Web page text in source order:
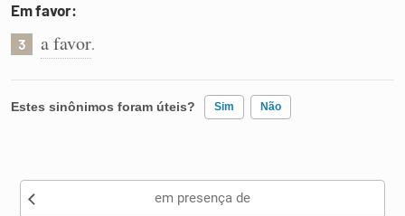
Caça-palavras
Em favor:
3 a favor.
Estes sinônimos foram úteis? Sim Não
Nenhum dos sinônimos apresentados me ajudou
em presença de